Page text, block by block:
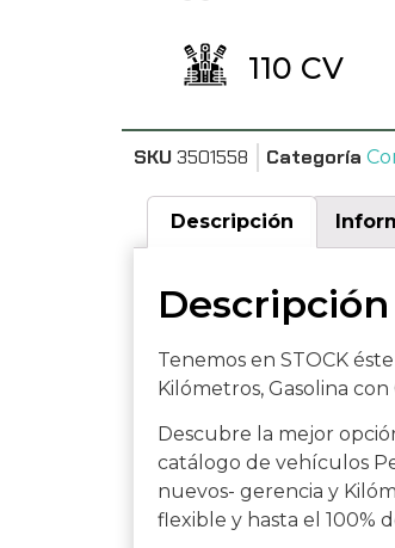
110 CV
SKU 3501558 Categoría
Descripción
Descripción
Tenemos en STOCK
Kilómetros, Gasolina
Descubre la mejor
catálogo de vehículos
nuevos- gerencia y
flexible y hasta el 100%